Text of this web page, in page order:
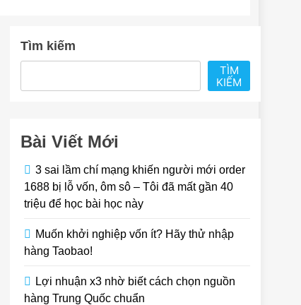
Tìm kiếm
TÌM
KIẾM
Bài Viết Mới
3 sai lầm chí mạng khiến người mới order
1688 bị lỗ vốn, ôm sô – Tôi đã mất gần 40
triệu để học bài học này
Muốn khởi nghiệp vốn ít? Hãy thử nhập
hàng Taobao!
Lợi nhuận x3 nhờ biết cách chọn nguồn
hàng Trung Quốc chuẩn